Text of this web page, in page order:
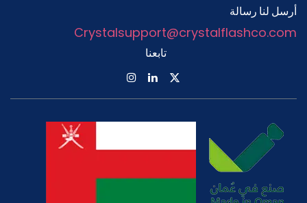
أرسل لنا رسالة
Crystalsupport@crystalflashco.com
تابعنا